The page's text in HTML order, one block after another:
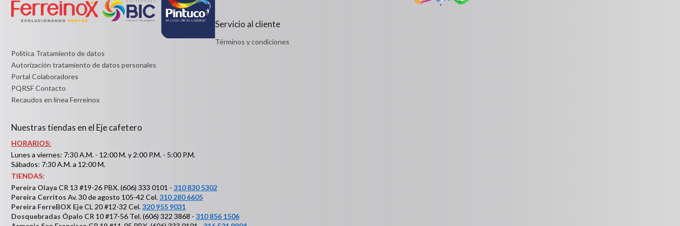
Detalles
Servicio al cliente
Términos y condiciones
Política Tratamiento de datos
Autorización tratamiento de datos personales
Portal Colaboradores
PQRSF Contacto
Recaudos en línea Ferreinox
Nuestras tiendas en el Eje cafetero
HORARIOS:
Lunes a viernes: 7:30 A.M. - 12:00 M. y 2:00 P.M. - 5:00 P.M.
Sábados: 7:30 A.M. a 12:00 M.
TIENDAS:
Pereira Olaya CR 13 #19-26 PBX. (606) 333 0101 - 310 830 5302
Pereira Cerritos Av. 30 de agosto 105-42 Cel.310 280 6605
Pereira FerreBOX EjeCL 20 #12-32 Cel.320 955 9031
Dosquebradas Ópalo CR 10 #17-56 Tel. (606) 322 3868 - 310 856 1506